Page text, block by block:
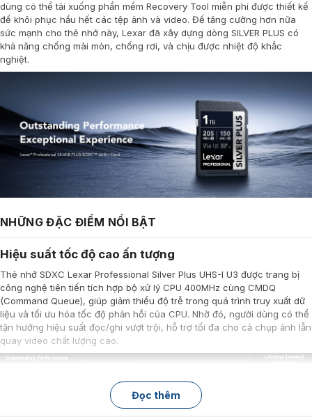
dùng có thể tải xuống phần mềm Recovery Tool miễn phí được thiết kế
để khôi phục hầu hết các tệp ảnh và video. Để tăng cường hơn nữa
sức mạnh cho thẻ nhớ này, Lexar đã xây dựng dòng SILVER PLUS có
khả năng chống mài mòn, chống rơi, và chịu được nhiệt độ khắc
nghiệt.
NHỮNG ĐẶC ĐIỂM NỔI BẬT
Hiệu suất tốc độ cao ấn tượng
Thẻ nhớ SDXC Lexar Professional Silver Plus UHS-I U3 được trang bị
công nghệ tiên tiến tích hợp bộ xử lý CPU 400MHz cùng CMDQ
(Command Queue), giúp giảm thiểu độ trễ trong quá trình truy xuất dữ
liệu và tối ưu hóa tốc độ phản hồi của CPU. Nhờ đó, người dùng có thể
tận hưởng hiệu suất đọc/ghi vượt trội, hỗ trợ tối đa cho cả chụp ảnh lẫn
quay video chất lượng cao.
Đọc thêm